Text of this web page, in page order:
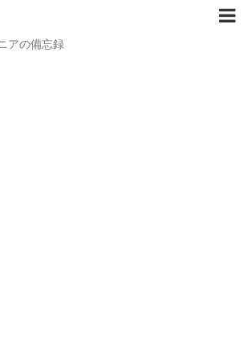
アの備忘録